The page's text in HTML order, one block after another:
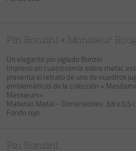
Pin Bonzini « Monsieur
Un elagante pin siglado Bonzin
Impreso en cuatricromía sobre metal,
presenta el retrato de uno de nuestros
emblemáticos de la colección «
Messieurs».
Material: Metal – Dimensiones: 3,8 x 0,5
Fondo rojo
Pin Bonzini